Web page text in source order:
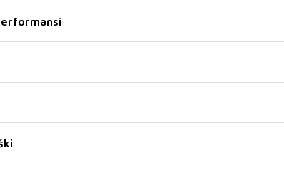
kako bih se pokazao u najboljem svjetlu“,
i direktan ulazak u finale ostvario je i Ahmed
Miljković, koji je oduševio žiri i publiku
„S prvom kišom“ od Ljube Aličića i „Od
Begovića.
Prozora, ali već devet godina živi u Mostaru,
dom. Glazbom se bavi od malih nogu, a